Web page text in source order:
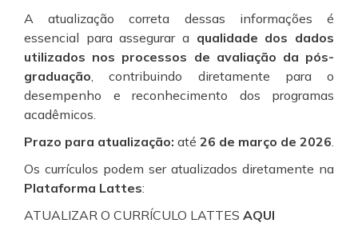
A atualização correta dessas informações é
essencial para assegurar a qualidade dos dados
utilizados nos processos de avaliação da pós-
graduação , contribuindo diretamente para o
desempenho e reconhecimento dos programas
acadêmicos.
Prazo para atualização: até 26 de março de 2026
Os currículos podem ser atualizados diretamente na
Plataforma Lattes:
ATUALIZAR O CURRÍCULO LATTES AQUI